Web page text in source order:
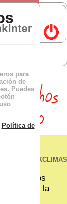
para
de
Puedes
Política de
LOS BKCLIMAS
Vivimos
Se pierde la